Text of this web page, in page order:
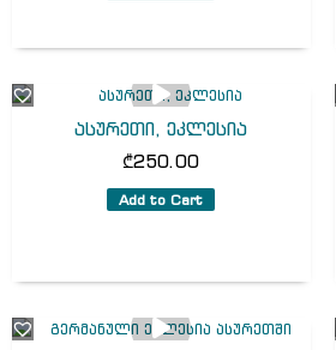
ასურეთი, ეკლესია
₾250.00
Add to Cart